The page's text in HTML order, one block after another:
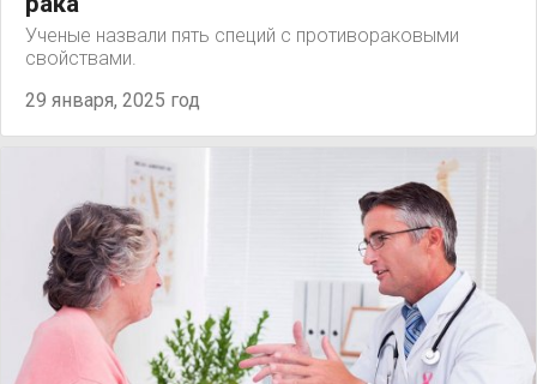
Ученые назвали пять специй с противораковыми
свойствами.
29 января, 2025 год